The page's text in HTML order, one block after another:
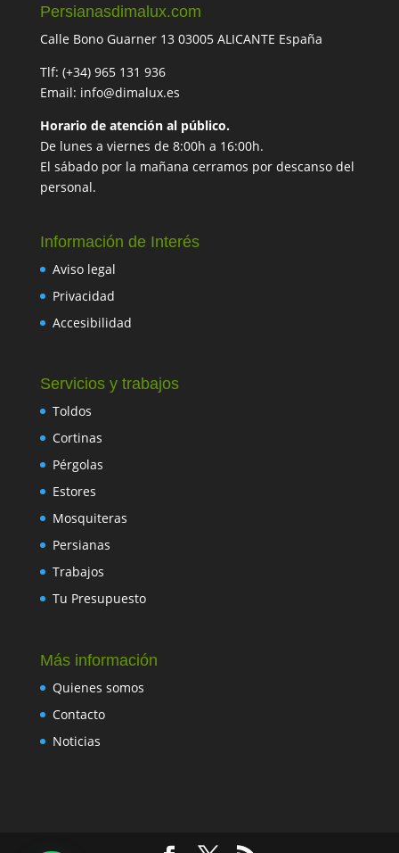
Persianasdimalux.com
Calle Bono Guarner 13 03005 ALICANTE España
Tlf: (+34) 965 131 936
Email: info@dimalux.es
Horario de atención al público.
De lunes a viernes de 8:00h a 16:00h.
El sábado por la mañana cerramos por descanso del
personal.
Información de Interés
Aviso legal
Privacidad
Accesibilidad
Servicios y trabajos
Toldos
Cortinas
Pérgolas
Estores
Mosquiteras
Persianas
Trabajos
Tu Presupuesto
Más información
Quienes somos
Contacto
Noticias